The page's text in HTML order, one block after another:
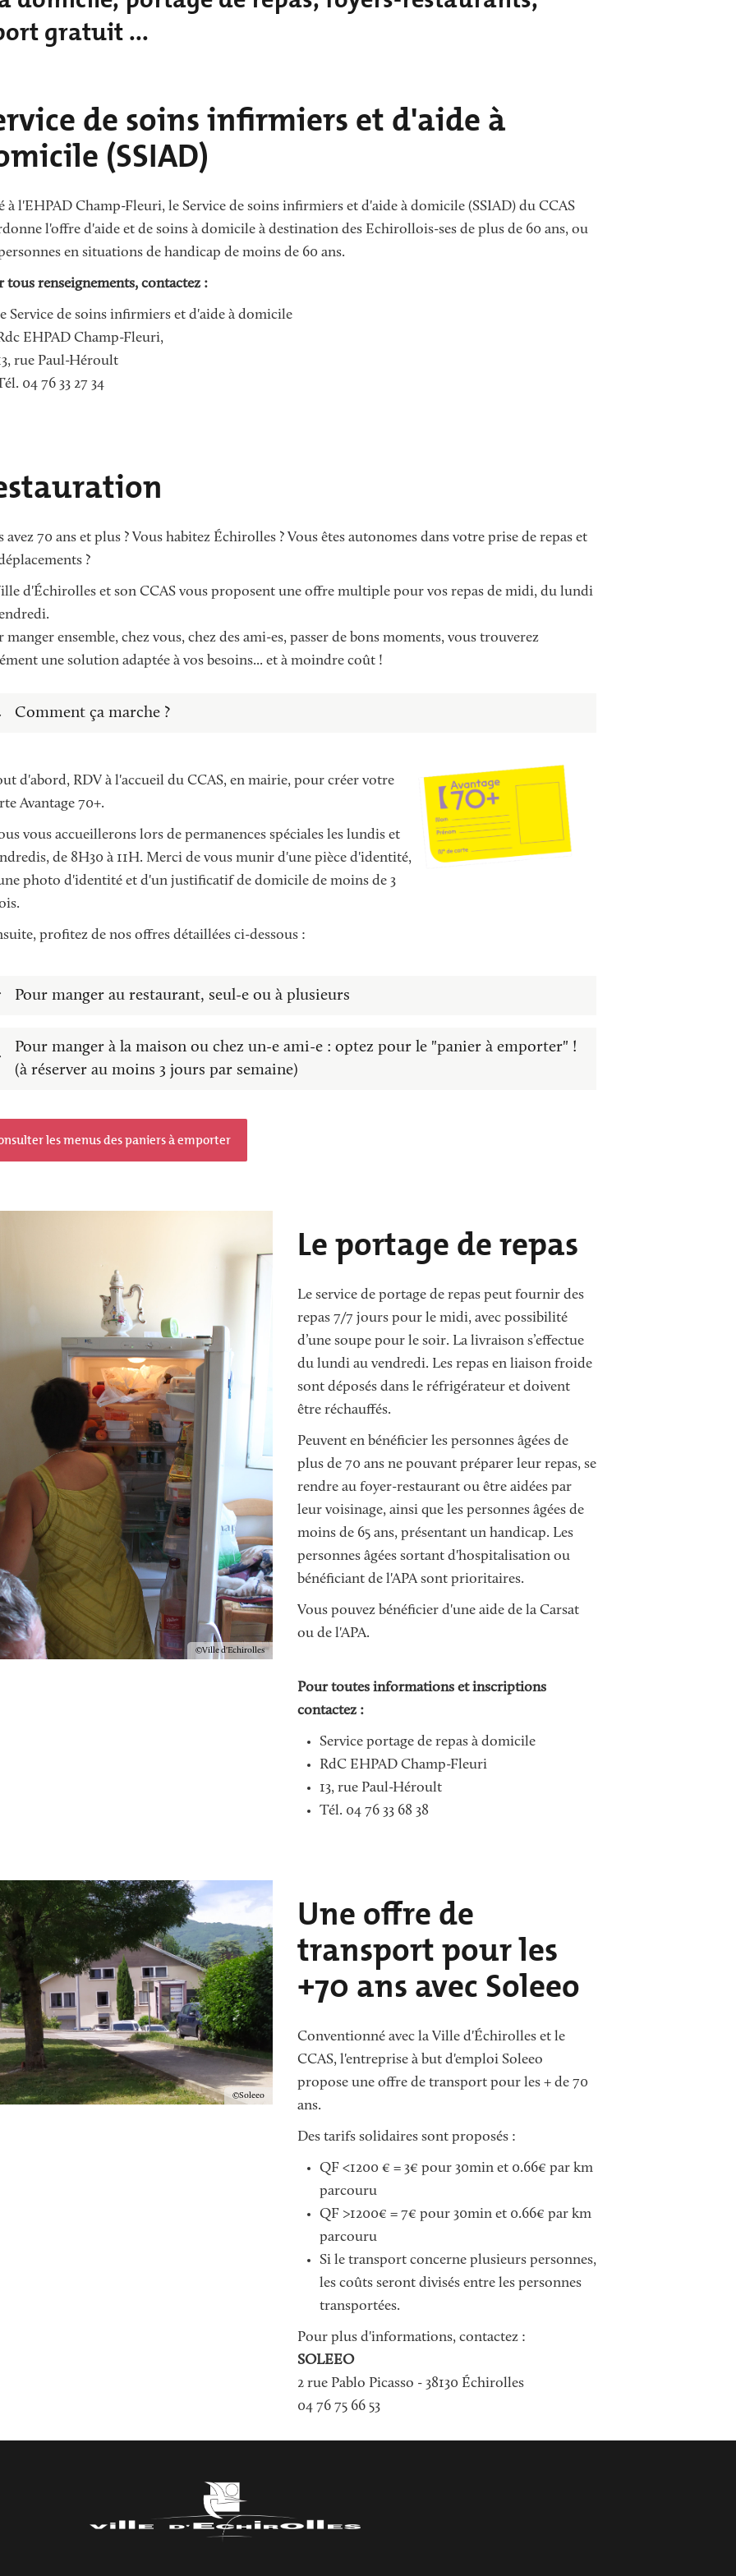
Annuaire des associations
Déchèterie, tri
PETITE ENFANCE
BALADES ET
RANDONNÉES
gratuit ...
de soins infirmiers et d'aide à
(SSIAD)
à l'EHPAD Champ-Fleuri, le Service de soins infirmiers et d'aide à domicile (SSIAD) du CCAS
l'offre d'aide et de soins à domicile à destination des Echirollois-ses de plus de 60 ans, ou
en situations de handicap de moins de 60 ans.
tous renseignements, contactez :
Service de soins infirmiers et d'aide à domicile
EHPAD Champ-Fleuri,
rue Paul-Héroult
04 76 33 27 34
avez 70 ans et plus ? Vous habitez Échirolles ? Vous êtes autonomes dans votre prise de repas et
?
d'Échirolles et son CCAS vous proposent une offre multiple pour vos repas de midi, du lundi
manger ensemble, chez vous, chez des ami-es, passer de bons moments, vous trouverez
une solution adaptée à vos besoins... et à moindre coût !
Comment ça marche ?
d'abord, RDV à l'accueil du CCAS, en mairie, pour créer votre
Avantage 70+.
vous accueillerons lors de permanences spéciales les lundis et
de 8H30 à 11H. Merci de vous munir d'une pièce d'identité,
photo d'identité et d'un justificatif de domicile de moins de 3
profitez de nos offres détaillées ci-dessous :
Pour manger au restaurant, seul-e ou à plusieurs
Pour manger à la maison ou chez un-e ami-e : optez pour le "panier à emporter" !
(à réserver au moins 3 jours par semaine)
les menus des paniers à emporter
Copyright
Ville d'Echirolles
Le portage de repas
Le service de portage de repas peut fournir des
repas 7/7 jours pour le midi, avec possibilité
d’une soupe pour le soir. La livraison s’effectue
du lundi au vendredi. Les repas en liaison froide
sont déposés dans le réfrigérateur et doivent
être réchauffés.
Peuvent en bénéficier les personnes âgées de
plus de 70 ans ne pouvant préparer leur repas, se
rendre au foyer-restaurant ou être aidées par
leur voisinage, ainsi que les personnes âgées de
moins de 65 ans, présentant un handicap. Les
personnes âgées sortant d'hospitalisation ou
bénéficiant de l'APA sont prioritaires.
Vous pouvez bénéficier d'une aide de la Carsat
ou de l'APA.
Pour toutes informations et inscriptions
contactez :
Service portage de repas à domicile
RdC EHPAD Champ-Fleuri
13, rue Paul-Héroult
Tél. 04 76 33 68 38
Copyright
Soleeo
Une offre de
transport pour les
+70 ans avec Soleeo
Conventionné avec la Ville d'Échirolles et le
CCAS, l'entreprise à but d'emploi Soleeo
propose une offre de transport pour les + de 70
ans.
Des tarifs solidaires sont proposés :
QF <1200 € = 3€ pour 30min et 0.66€ par km
parcouru
QF >1200€ = 7€ pour 30min et 0.66€ par km
parcouru
Si le transport concerne plusieurs personnes,
les coûts seront divisés entre les personnes
transportées.
Pour plus d'informations, contactez :
SOLEEO
2 rue Pablo Picasso - 38130 Échirolles
04 76 75 66 53